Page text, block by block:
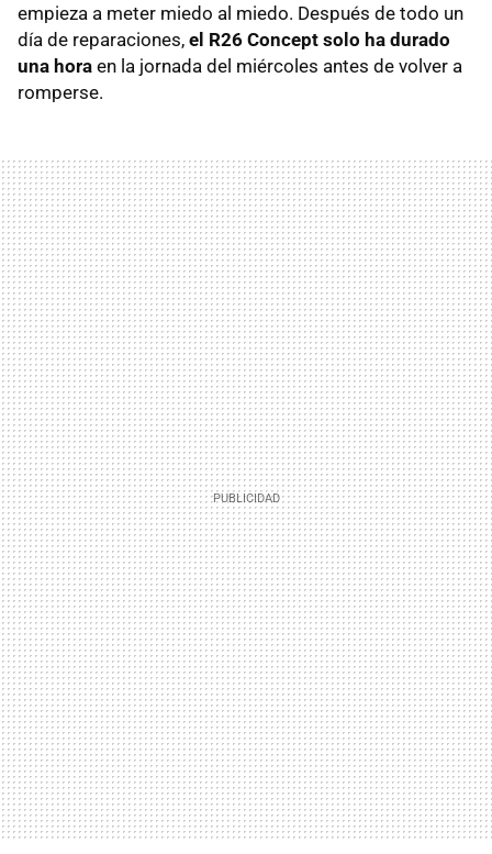
empieza a meter miedo al miedo. Después de todo un
día de reparaciones, el R26 Concept solo ha durado
una hora en la jornada del miércoles antes de volver a
romperse.